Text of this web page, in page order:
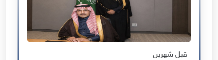
قبل شهرين